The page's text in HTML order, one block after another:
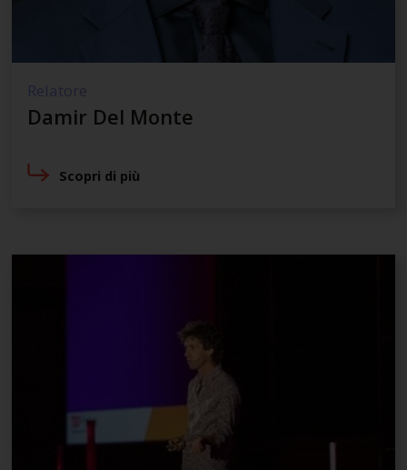
Relatore
Damir Del Monte
Scopri di più